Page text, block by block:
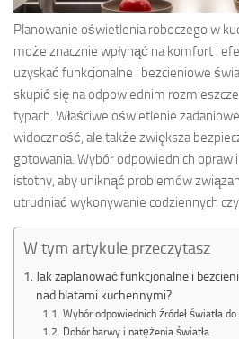
Planowanie oświetlenia roboczego w
może znacznie wpłynąć na komfort i
uzyskać funkcjonalne i bezcieniowe
skupić się na odpowiednim
typach. Właściwe oświetlenie
widoczność, ale także zwiększa
gotowania. Wybór odpowiednich
istotny, aby uniknąć problemów
utrudniać wykonywanie codziennych
W tym artykule przeczytasz
Jak zaplanować funkcjonalne i
nad blatami kuchennymi?
Wybór odpowiednich źródeł światła
Dobór barwy i natężenia światła